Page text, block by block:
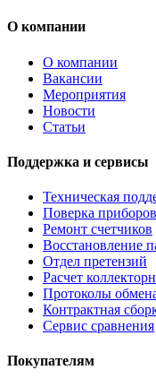
О компании
О компании
Вакансии
Мероприятия
Новости
Статьи
Поддержка и сервисы
Техническая
Поверка приборов
Ремонт счетчиков
Восстановление
Отдел претензий
Расчет
Протоколы
Контрактная
Сервис сравнения
Покупателям